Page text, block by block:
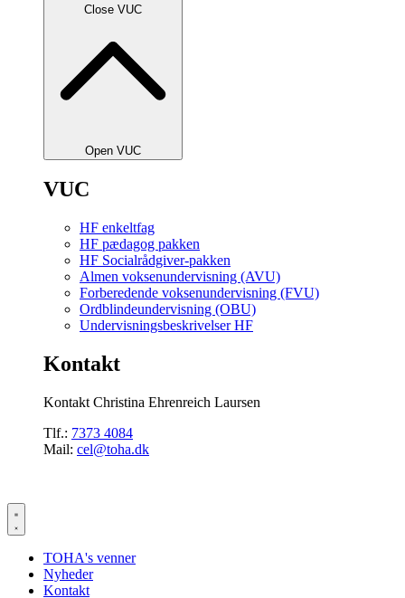
Close VUC
Open VUC
VUC
HF enkeltfag
HF pædagog pakken
HF Socialrådgiver-pakken
Almen voksenundervisning (AVU)
Forberedende voksenundervisning (FVU)
Ordblindeundervisning (OBU)
Undervisningsbeskrivelser HF
Kontakt
Kontakt Christina Ehrenreich Laursen
Tlf.: 7373 4084
Mail: cel@toha.dk
TOHA's venner
Nyheder
Kontakt